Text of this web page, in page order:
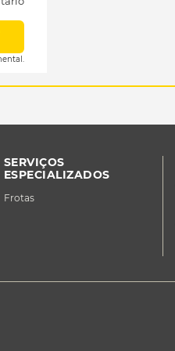
SERVIÇOS
ESPECIALIZADOS
Frotas